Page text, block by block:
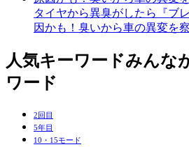
タイヤから異臭がしたら『ブ
因かも！臭いから車の異変を
人気キーワードみんな
ワード
2回目
5年目
10・15モード